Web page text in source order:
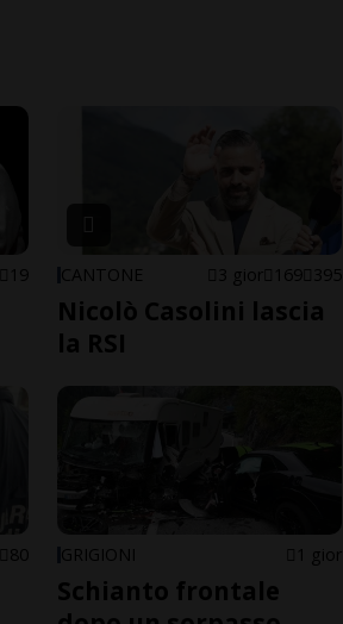
19 CANTONE 3 gior 169 395
Nicolò Casolini lascia
la RSI
80 GRIGIONI 1 gior
Schianto frontale